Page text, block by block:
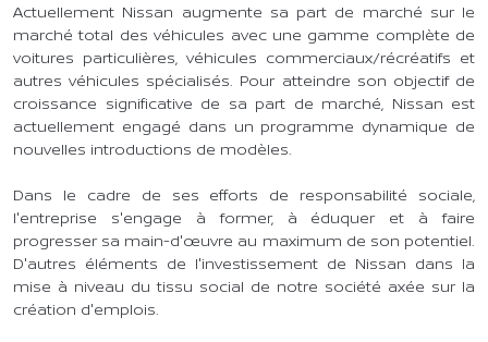
Actuellement Nissan augmente sa part de marché sur le
marché total des véhicules avec une gamme complète de
voitures particulières, véhicules commerciaux/récréatifs et
autres véhicules spécialisés. Pour atteindre son objectif de
croissance significative de sa part de marché, Nissan est
actuellement engagé dans un programme dynamique de
nouvelles introductions de modèles.
Dans le cadre de ses efforts de responsabilité sociale,
l'entreprise s'engage à former, à éduquer et à faire
progresser sa main-d'œuvre au maximum de son potentiel.
D'autres éléments de l'investissement de Nissan dans la
mise à niveau du tissu social de notre société axée sur la
création d'emplois.